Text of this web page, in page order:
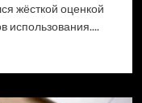
жёсткой оценкой
использования....